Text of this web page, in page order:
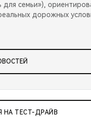
для семьи»),
дорожных
НА ТЕСТ-ДРАЙВ